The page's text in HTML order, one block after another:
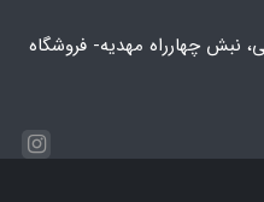
نبش چهارراه مهدیه- فروشگاه